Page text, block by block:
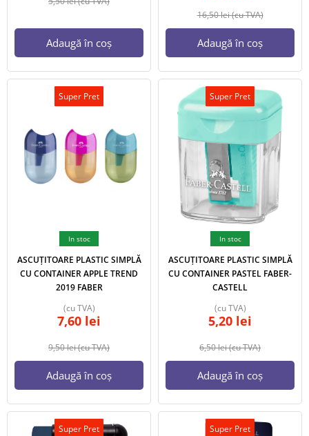
Adaugă în coș
16,50lei(cu TVA)
Adaugă în coș
Super Pret
In stoc
ASCUȚITOARE PLASTIC SIMPLĂ
CU CONTAINER APPLE TREND
2019 FABER
9,50lei(cu TVA)
7,60 lei
(cu TVA)
Adaugă în coș
Super Pret
In stoc
ASCUȚITOARE PLASTIC SIMPLĂ
CU CONTAINER PASTEL FABER-
CASTELL
6,50lei(cu TVA)
5,20 lei
(cu TVA)
Adaugă în coș
Super Pret Super Pret